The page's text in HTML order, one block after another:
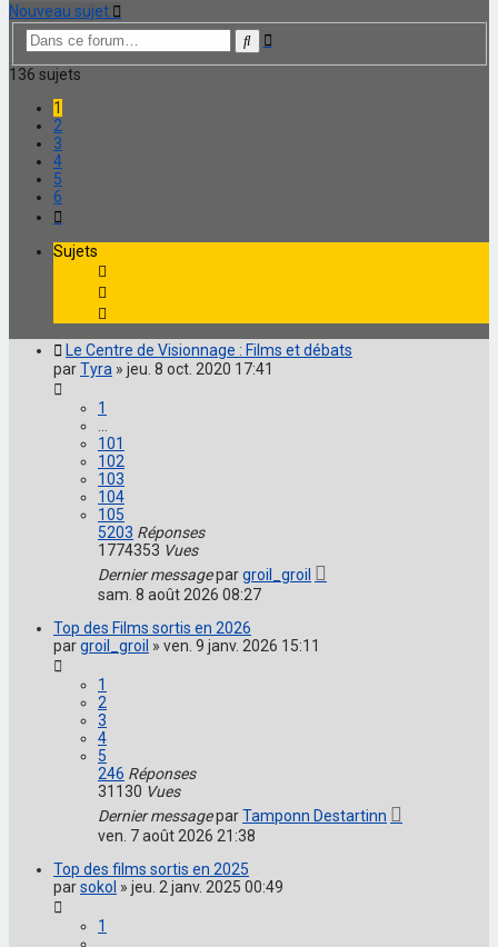
Nouveau sujet
Rechercher
Recherche
136 sujets
1
2
3
4
5
6
Sujets
Le Centre de Visionnage : Films et débats
parTyra » jeu. 8 oct. 2020 17:41
1
101
102
103
104
105
5203 Réponses
1774353 Vues
Dernier messagepargroil_groil
sam. 8 août 2026 08:27
Top des Films sortis en 2026
pargroil_groil » ven. 9 janv. 2026 15:11
1
2
3
4
5
246 Réponses
31130 Vues
Dernier messageparTamponn Destartinn
ven. 7 août 2026 21:38
Top des films sortis en 2025
parsokol » jeu. 2 janv. 2025 00:49
1